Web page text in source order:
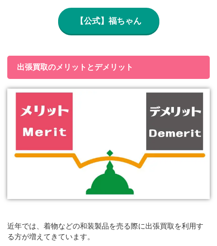
【公式】福ちゃん
出張買取のメリットとデメリット
近年では、着物などの和装製品を売る際に出張買取を利用す
る方が増えてきています。